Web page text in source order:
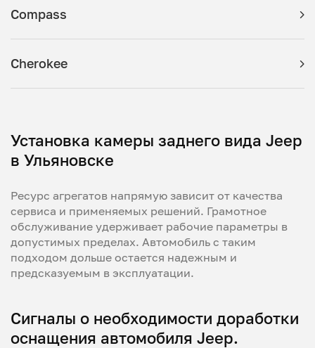
Compass
Cherokee
Установка камеры заднего вида Jeep
в Ульяновске
Ресурс агрегатов напрямую зависит от качества
сервиса и применяемых решений. Грамотное
обслуживание удерживает рабочие параметры в
допустимых пределах. Автомобиль с таким
подходом дольше остается надежным и
предсказуемым в эксплуатации.
Сигналы о необходимости доработки
оснащения автомобиля Jeep.